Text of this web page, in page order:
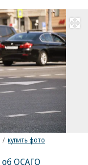
Развернуть
/ купить фото
об ОСАГО